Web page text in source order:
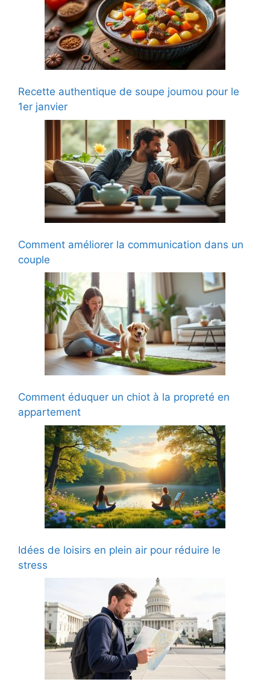
Recette authentique de soupe joumou pour le
1er janvier
Comment améliorer la communication dans un
couple
Comment éduquer un chiot à la propreté en
appartement
Idées de loisirs en plein air pour réduire le
stress